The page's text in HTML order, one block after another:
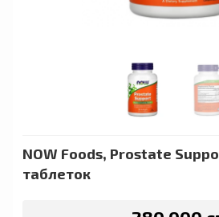
NOW Foods, Prostate
таблеток